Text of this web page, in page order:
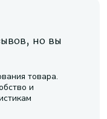
но вы
товара.
и